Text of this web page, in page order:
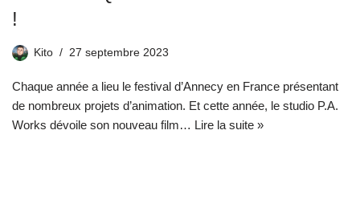
!
Kito 27 septembre 2023
Chaque année a lieu le festival d’Annecy en France présentant
de nombreux projets d’animation. Et cette année, le studio P.A.
Works dévoile son nouveau film… Lire la suite »